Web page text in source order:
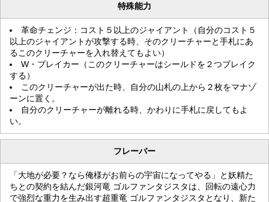
特殊能力
革命チェンジ：コスト５以上のジャイアント（自分のコスト５
以上のジャイアントが攻撃する時、そのクリーチャーと手札にあ
るこのクリーチャーを入れ替えてもよい）
W・ブレイカー（このクリーチャーはシールドを２つブレイク
する）
このクリーチャーが出た時、自分の山札の上から２枚をマナゾ
ーンに置く。
自分のクリーチャーが離れる時、かわりに手札に戻してもよ
い。
フレーバー
「大地が必要？なら俺様がお前らの宇宙になってやる」と妖精た
ちとの契約を結んだ銀河竜 ゴルファンタジスタは、回転の遠心力
で強烈な重力を生み出す超重竜 ゴルファンタジスタとなり、新た